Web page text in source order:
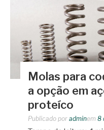
Molas para
a opção em
proteíco
Publicado por adminem 8